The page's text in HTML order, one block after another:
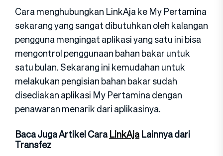
Cara menghubungkan LinkAja ke My Pertamina
sekarang yang sangat dibutuhkan oleh kalangan
pengguna mengingat aplikasi yang satu ini bisa
mengontrol penggunaan bahan bakar untuk
satu bulan. Sekarang ini kemudahan untuk
melakukan pengisian bahan bakar sudah
disediakan aplikasi My Pertamina dengan
penawaran menarik dari aplikasinya.
Baca Juga Artikel CaraLinkAjaLainnya dari
Transfez